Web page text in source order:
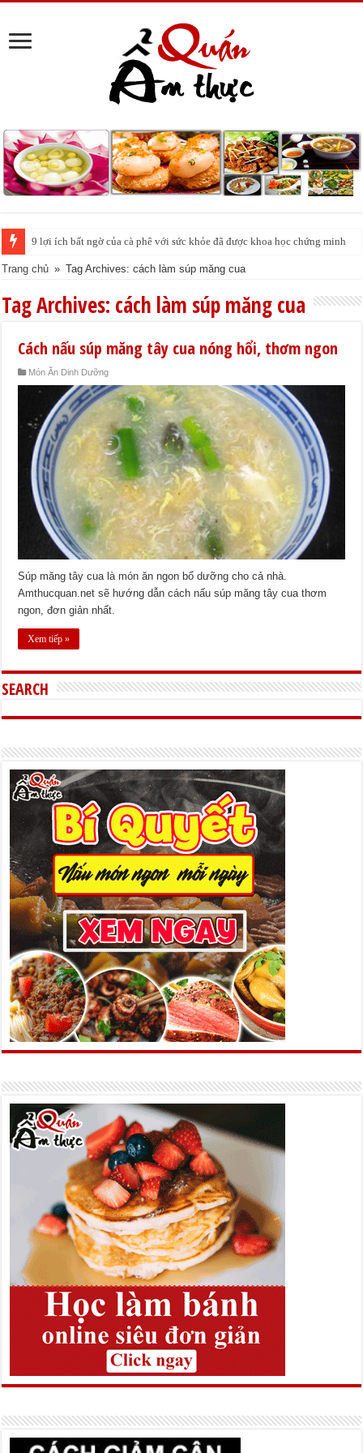
9 lợi ích bất ngờ của cà phê với sức khỏe đã được khoa học chứng minh
Cách pha nước chanh đá ngon đều nhau 10 ly như 1
Trang chủ » Tag Archives: cách làm súp măng cua
Tag Archives: cách làm súp măng cua
Cách nấu súp măng tây cua nóng hổi, thơm ngon
Món Ăn Dinh Dưỡng
Súp măng tây cua là món ăn ngon bổ dưỡng cho cả nhà.
Amthucquan.net sẽ hướng dẫn cách nấu súp măng tây cua thơm
ngon, đơn giản nhất.
Xem tiếp »
SEARCH